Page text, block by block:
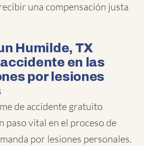
una compensación justa
Humilde, TX
en las
por lesiones
de accidente gratuito
paso vital en el proceso de
por lesiones personales.